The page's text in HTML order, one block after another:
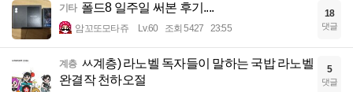
기타 폴드8 일주일 써본 후기....
암꼬또모타쥬 Lv.60 조회 5427 23:55
18
댓글
계층 ㅆ계층) 라노벨 독자들이 말하는 국밥 라노벨
완결작 천하오절
5
댓글